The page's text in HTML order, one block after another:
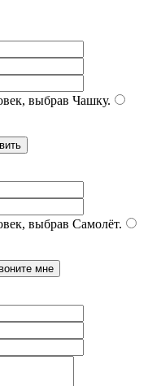
выбрав Чашку.
выбрав Самолёт.